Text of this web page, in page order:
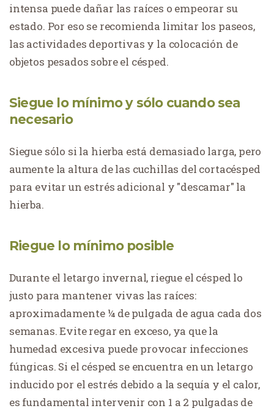
intensa puede dañar las raíces o empeorar su
estado. Por eso se recomienda limitar los paseos,
las actividades deportivas y la colocación de
objetos pesados sobre el césped.
Siegue lo mínimo y sólo cuando sea
necesario
Siegue sólo si la hierba está demasiado larga, pero
aumente la altura de las cuchillas del cortacésped
para evitar un estrés adicional y "descamar" la
hierba.
Riegue lo mínimo posible
Durante el letargo invernal, riegue el césped lo
justo para mantener vivas las raíces:
aproximadamente ¼ de pulgada de agua cada dos
semanas. Evite regar en exceso, ya que la
humedad excesiva puede provocar infecciones
fúngicas. Si el césped se encuentra en un letargo
inducido por el estrés debido a la sequía y el calor,
es fundamental intervenir con 1 a 2 pulgadas de